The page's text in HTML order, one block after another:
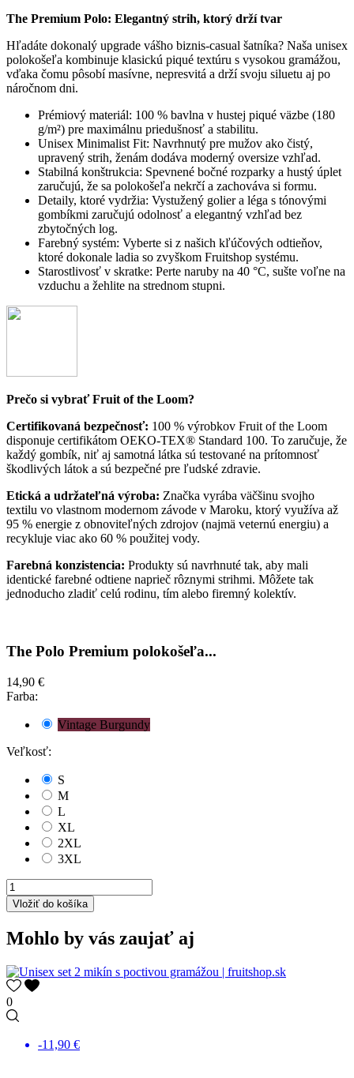
The Premium Polo: Elegantný strih, ktorý drží tvar
Hľadáte dokonalý upgrade vášho biznis-casual šatníka? Naša unisex
polokošeľa kombinuje klasickú piqué textúru s vysokou gramážou,
vďaka čomu pôsobí masívne, nepresvitá a drží svoju siluetu aj po
náročnom dni.
Prémiový materiál: 100 % bavlna v hustej piqué väzbe (180
g/m²) pre maximálnu priedušnosť a stabilitu.
Unisex Minimalist Fit: Navrhnutý pre mužov ako čistý,
upravený strih, ženám dodáva moderný oversize vzhľad.
Stabilná konštrukcia: Spevnené bočné rozparky a hustý úplet
zaručujú, že sa polokošeľa nekrčí a zachováva si formu.
Detaily, ktoré vydržia: Vystužený golier a léga s tónovými
gombíkmi zaručujú odolnosť a elegantný vzhľad bez
zbytočných log.
Farebný systém: Vyberte si z našich kľúčových odtieňov,
ktoré dokonale ladia so zvyškom Fruitshop systému.
Starostlivosť v skratke: Perte naruby na 40 °C, sušte voľne na
vzduchu a žehlite na strednom stupni.
Prečo si vybrať Fruit of the Loom?
Certifikovaná bezpečnosť: 100 % výrobkov Fruit of the Loom
disponuje certifikátom OEKO-TEX® Standard 100. To zaručuje, že
každý gombík, niť aj samotná látka sú testované na prítomnosť
škodlivých látok a sú bezpečné pre ľudské zdravie.
Etická a udržateľná výroba: Značka vyrába väčšinu svojho
textilu vo vlastnom modernom závode v Maroku, ktorý využíva až
95 % energie z obnoviteľných zdrojov (najmä veternú energiu) a
recykluje viac ako 60 % použitej vody.
Farebná konzistencia: Produkty sú navrhnuté tak, aby mali
identické farebné odtiene naprieč rôznymi strihmi. Môžete tak
jednoducho zladiť celú rodinu, tím alebo firemný kolektív.
The Polo Premium polokošeľa...
14,90 €
Farba:
Vintage Burgundy
Veľkosť:
S
M
L
XL
2XL
3XL
Vložiť do košíka
Mohlo by vás zaujať aj
0
-11,90 €